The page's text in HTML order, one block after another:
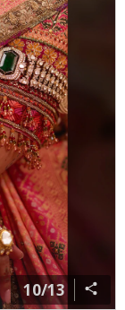
10/13